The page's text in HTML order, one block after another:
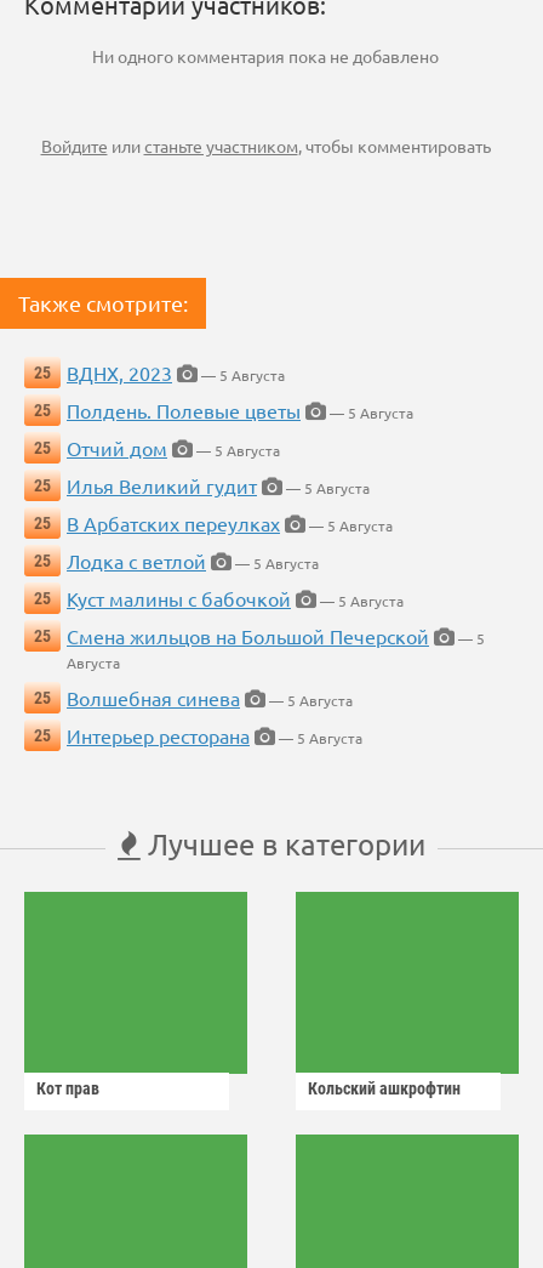
Ни одного комментария пока не добавлено
Войдите илистаньте участником, чтобы комментировать
Также смотрите:
25 ВДНХ, 2023
— 5 Августа
25
Полдень. Полевые цветы
— 5 Августа
25
Отчий дом
— 5 Августа
25
Илья Великий гудит
— 5 Августа
25
В Арбатских переулках
— 5 Августа
25
Лодка с ветлой
— 5 Августа
25
Куст малины с бабочкой
— 5 Августа
25
Смена жильцов на Большой Печерской
— 5
Августа
25
Волшебная синева
— 5 Августа
25
Интерьер ресторана — 5 Августа
Лучшее в категории
Кот прав Кольский ашкрофтин